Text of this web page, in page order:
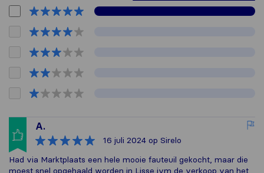
A.
16 juli 2024 op Sirelo
Had via Marktplaats een hele mooie fauteuil gekocht, maar die
moest snel opgehaald worden in Lisse ivm de verkoop van het